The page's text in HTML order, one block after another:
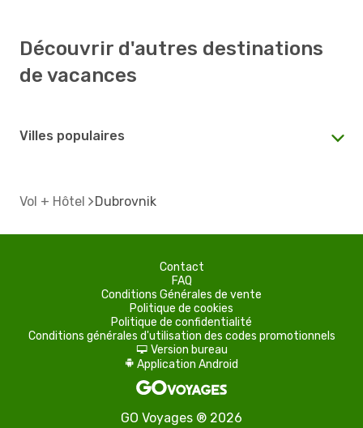
Découvrir d'autres destinations
de vacances
Villes populaires
Vol + Hôtel Dubrovnik
Contact
FAQ
Conditions Générales de vente
Politique de cookies
Politique de confidentialité
Conditions générales d'utilisation des codes promotionnels
d Version bureau
A Application Android
GO Voyages ® 2026